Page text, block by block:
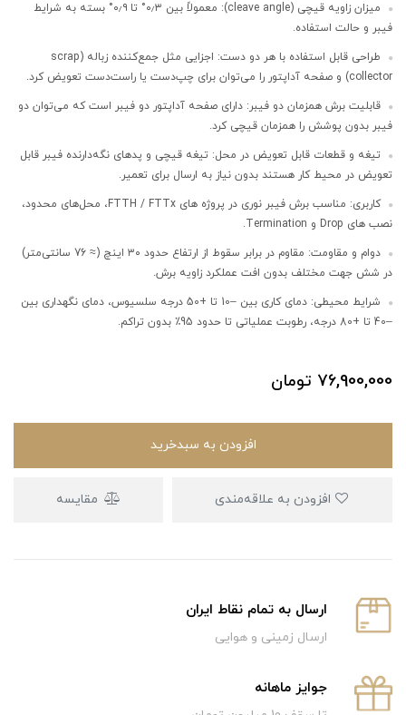
میزان زاویه قیچی (cleave angle): معمولاً بین ۰٫۳° تا ۰٫۹° بسته به شرایط
فیبر و حالت استفاده.
طراحی قابل استفاده با هر دو دست: اجزایی مثل جمع‌کننده زباله (scrap
collector) و صفحه آداپتور را می‌توان برای چپ‌دست یا راست‌دست تعویض کرد.
قابلیت برش همزمان دو فیبر: دارای صفحه آداپتور دو فیبر است که می‌توان دو
فیبر بدون پوشش را همزمان قیچی کرد.
تیغه و قطعات قابل تعویض در محل: تیغه قیچی و پدهای نگه‌دارنده فیبر قابل
تعویض در محیط کار هستند بدون نیاز به ارسال برای تعمیر.
کاربری: مناسب برش فیبر نوری در پروژه‌ های FTTH / FTTx، محل‌های محدود،
نصب های Drop و Termination.
دوام و مقاومت: مقاوم در برابر سقوط از ارتفاع حدود ۳۰ اینچ (≈ 76 سانتی‌متر)
در شش جهت مختلف بدون افت عملکرد زاویه برش.
شرایط محیطی: دمای کاری بین –10 تا +50 درجه سلسیوس، دمای نگهداری بین
–40 تا +80 درجه، رطوبت عملیاتی تا حدود 95٪ بدون تراکم.
76,900,000 تومان
افزودن به سبدخرید
مقایسه
ارسال به تمام نقاط ایران
ارسال زمینی و هوایی
جوایز ماهانه